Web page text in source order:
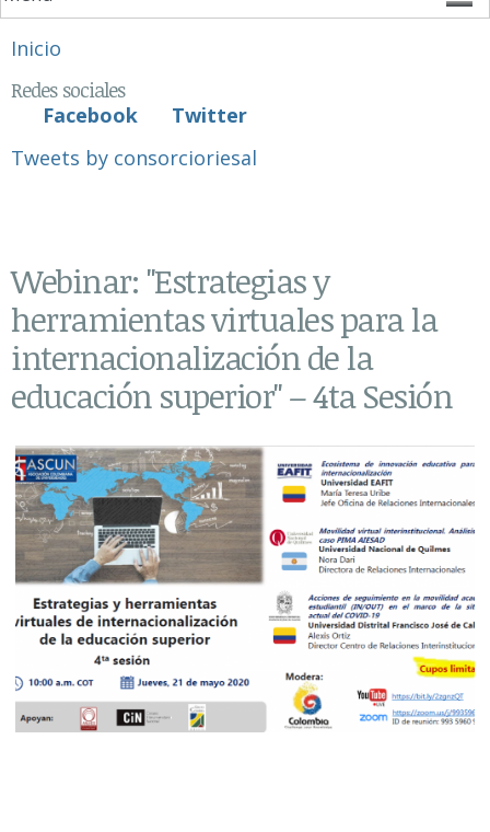
Se encuentra usted aquí
Inicio
Redes sociales
Facebook
Twitter
Tweets by consorcioriesal
Webinar: "Estrategias y
herramientas virtuales para la
internacionalización de la
educación superior" – 4ta Sesión